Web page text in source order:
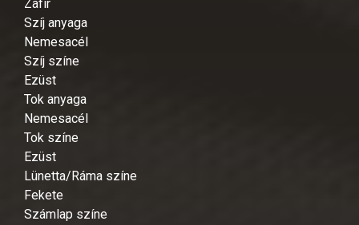
Zafír
Szíj anyaga
Nemesacél
Szíj színe
Ezüst
Tok anyaga
Nemesacél
Tok színe
Ezüst
Lünetta/Ráma színe
Fekete
Számlap színe